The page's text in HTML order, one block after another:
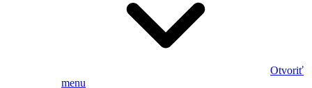
Otvoriť
menu